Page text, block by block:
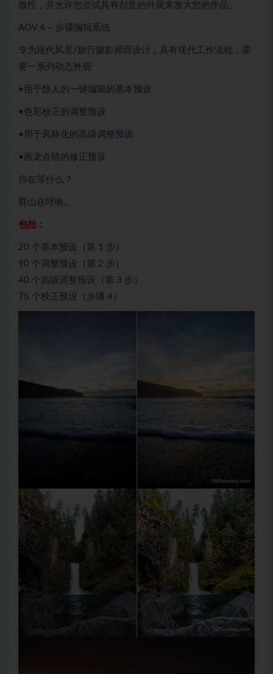
致性，并允许您尝试具有创意的外观来放大您的作品。
AOV 4 – 步骤编辑系统
专为现代风景/旅行摄影师而设计，具有现代工作流程，需
要一系列动态外观
•用于惊人的一键编辑的基本预设
•色彩校正的调整预设
•用于风格化的高级调整预设
•画龙点睛的修正预设
你在等什么？
群山在呼唤。
包括：
20 个基本预设（第 1 步）
90 个调整预设（第 2 步）
40 个高级调整预设（第 3 步）
75 个校正预设（步骤 4）